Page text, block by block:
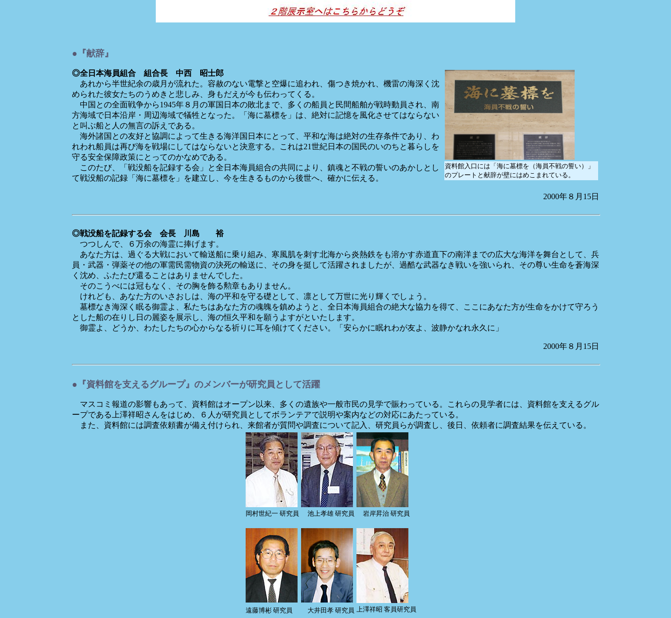
●『献辞』
資料館入口には「海に墓標を（海員不戦の誓い）」
のプレートと献辞が壁にはめこまれている。
◎全日本海員組合 組合長 中西 昭士郎
あれから半世紀余の歳月が流れた。容赦のない電撃と空爆に追われ、傷つき焼かれ、機雷の海深く沈
められた彼女たちのうめきと悲しみ、身もだえが今も伝わってくる。
中国との全面戦争から1945年８月の軍国日本の敗北まで、多くの船員と民間船舶が戦時動員され、南
方海域で日本沿岸・周辺海域で犠牲となった。「海に墓標を」は、絶対に記憶を風化させてはならない
と叫ぶ船と人の無言の訴えである。
海外諸国との友好と協調によって生きる海洋国日本にとって、平和な海は絶対の生存条件であり、わ
れわれ船員は再び海を戦場にしてはならないと決意する。これは21世紀日本の国民のいのちと暮らしを
守る安全保障政策にとってのかなめである。
このたび、「戦没船を記録する会」と全日本海員組合の共同により、鎮魂と不戦の誓いのあかしとし
て戦没船の記録「海に墓標を」を建立し、今を生きるものから後世へ、確かに伝える。
2000年８月15日
◎戦没船を記録する会 会長 川島 裕
つつしんで、６万余の海霊に捧げます。
あなた方は、過ぐる大戦において輸送船に乗り組み、寒風肌を刺す北海から炎熱鉄をも溶かす赤道直下の南洋までの広大な海洋を舞台として、兵
員・武器・弾薬その他の軍需民需物資の決死の輸送に、その身を挺して活躍されましたが、過酷な武器なき戦いを強いられ、その尊い生命を蒼海深
く沈め、ふたたび還ることはありませんでした。
そのこうべには冠もなく、その胸を飾る勲章もありません。
けれども、あなた方のいさおしは、海の平和を守る礎として、凛として万世に光り輝くでしょう。
墓標なき海深く眠る御霊よ、私たちはあなた方の魂魄を鎮めようと、全日本海員組合の絶大な協力を得て、ここにあなた方が生命をかけて守ろう
とした船の在りし日の麗姿を展示し、海の恒久平和を願うよすがといたします。
御霊よ、どうか、わたしたちの心からなる祈りに耳を傾けてください。「安らかに眠れわが友よ、波静かなれ永久に」
2000年８月15日
●『資料館を支えるグループ』のメンバーが研究員として活躍
マスコミ報道の影響もあって、資料館はオープン以来、多くの遺族や一般市民の見学で賑わっている。これらの見学者には、資料館を支えるグル
ープである上澤祥昭さんをはじめ、６人が研究員としてボランテアで説明や案内などの対応にあたっている。
また、資料館には調査依頼書が備え付けられ、来館者が質問や調査について記入、研究員らが調査し、後日、依頼者に調査結果を伝えている。
岡村世紀一 研究員 池上孝雄 研究員 岩岸昇治 研究員
遠藤博彬 研究員 大井田孝 研究員 上澤祥昭 客員研究員